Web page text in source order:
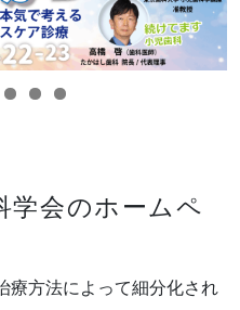
学会のホームペ
療方法によって細分化され